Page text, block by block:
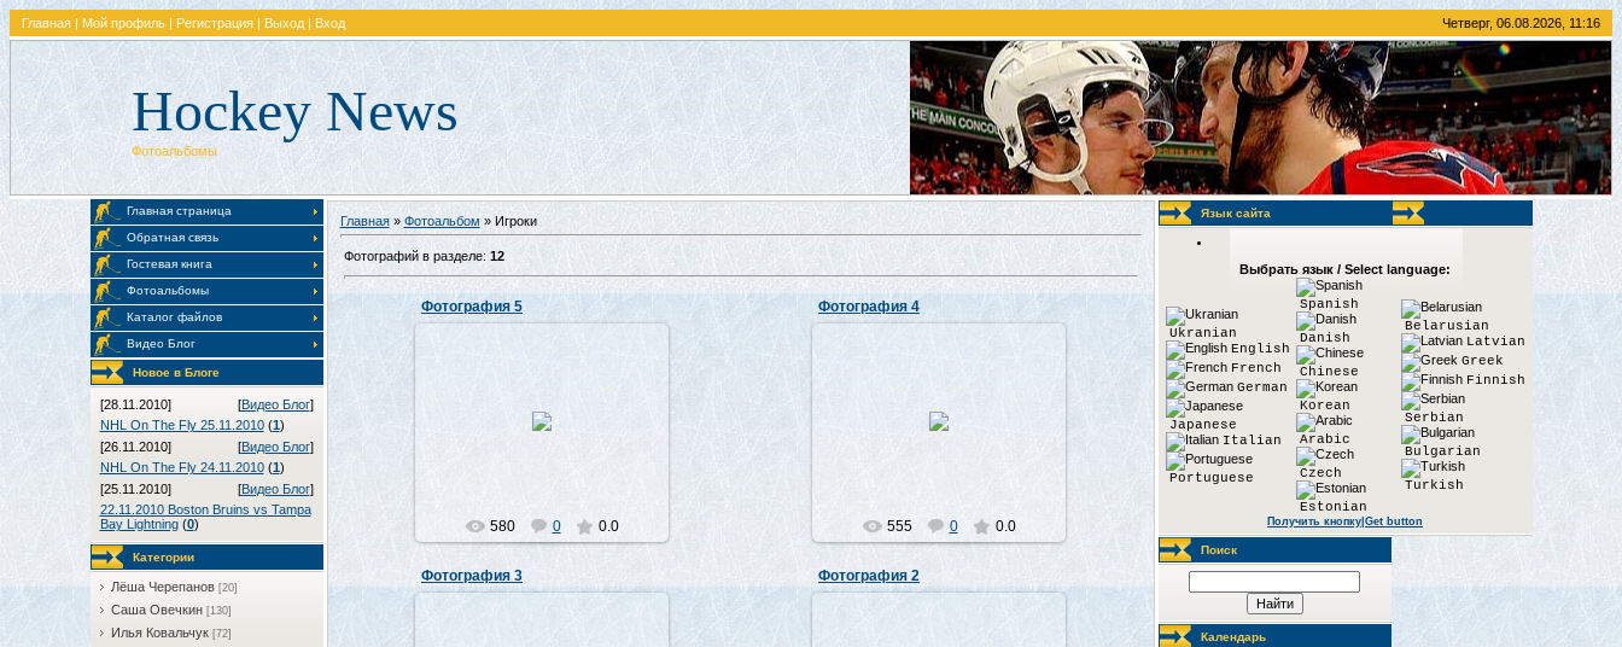
Главная | Мой профиль | Регистрация | Выход | Вход Четверг, 06.08.2026, 11:16
Hockey News
Фотоальбомы
Главная страница
Обратная связь
Гостевая книга
Фотоальбомы
Каталог файлов
Видео Блог
Новое в Блоге
[28.11.2010] [Видео Блог]
NHL On The Fly 25.11.2010 (1)
[26.11.2010]
[Видео Блог]
NHL On The Fly 24.11.2010 (1)
[25.11.2010]
[Видео Блог]
22.11.2010 Boston Bruins vs Tampa
Bay Lightning (0)
Категории
Лёша Черепанов [20]
Саша Овечкин [130]
Илья Ковальчук [72]
Главная» Фотоальбом » Игроки
Фотографий в разделе: 12
Фотография 5
580 0 0.0
Фотография 4
555 0 0.0
Фотография 3 Фотография 2
Язык сайта
Выбрать язык / Select language:
Ukranian
English
French
German
Japanese
Italian
Portuguese
Spanish
Danish
Chinese
Korean
Arabic
Czech
Estonian
Belarusian
Latvian
Greek
Finnish
Serbian
Bulgarian
Turkish
Получить кнопку|Get button
Поиск
Календарь